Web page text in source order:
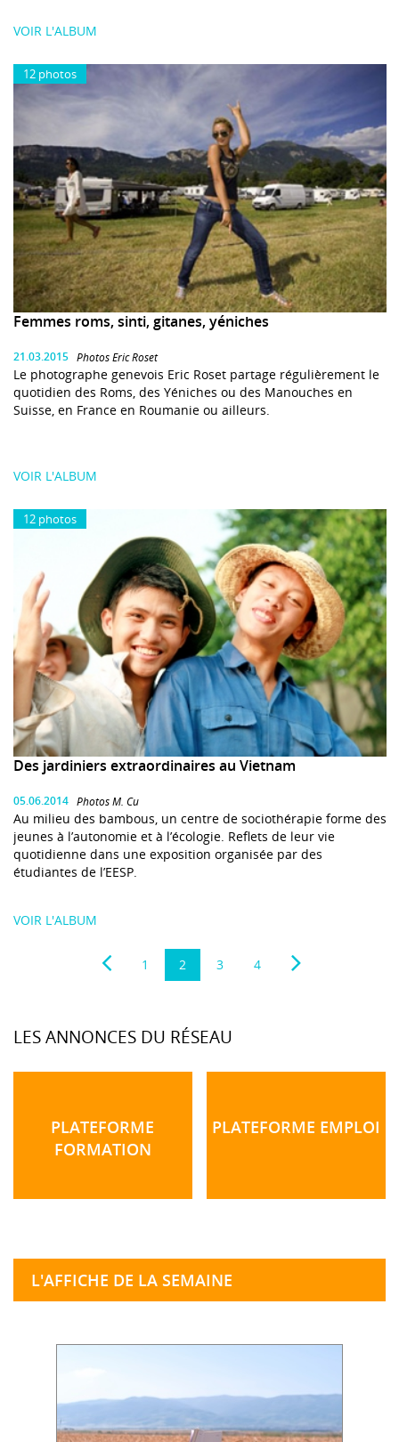
VOIR L'ALBUM
12 photos
Femmes roms, sinti, gitanes, yéniches
21.03.2015 Photos Eric Roset
Le photographe genevois Eric Roset partage régulièrement le
quotidien des Roms, des Yéniches ou des Manouches en
Suisse, en France en Roumanie ou ailleurs.
VOIR L'ALBUM
12 photos
Des jardiniers extraordinaires au Vietnam
05.06.2014 Photos M. Cu
Au milieu des bambous, un centre de sociothérapie forme des
jeunes à l’autonomie et à l’écologie. Reflets de leur vie
quotidienne dans une exposition organisée par des
étudiantes de l’EESP.
VOIR L'ALBUM
1 2 3 4
LES ANNONCES DU RÉSEAU
PLATEFORME
FORMATION
PLATEFORME EMPLOI
L'AFFICHE DE LA SEMAINE